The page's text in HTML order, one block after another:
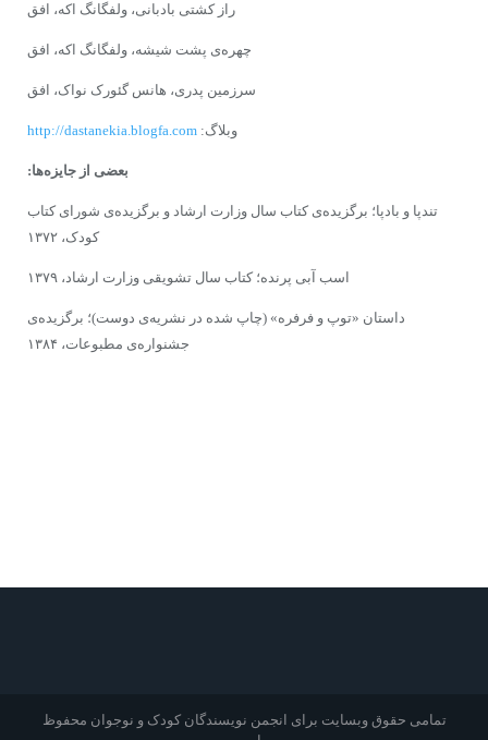
راز کشتى بادبانى، ولفگانگ اکه، افق
چهره‌ى‌ پشت شیشه، ولفگانگ اکه، افق
سرزمین پدرى، هانس گئورک نواک، افق
وبلاگ: http://dastanekia.blogfa.com
بعضى‌ از جایزه‌ها:
تندپا و بادپا؛ برگزیده‌ى کتاب سال وزارت ارشاد و برگزیده‌ى شوراى‌ کتاب
کودک، ۱۳۷۲
اسب آبى پرنده؛ کتاب سال تشویقى وزارت ارشاد، ۱۳۷۹
داستان «توپ و فرفره» (چاپ شده در نشریه‌ى دوست)؛ برگزیده‌ى
جشنواره‌ى مطبوعات، ۱۳۸۴
تمامی حقوق وبسایت برای انجمن نویسندگان کودک و نوجوان محفوظ